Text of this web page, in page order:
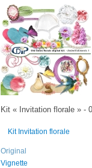
Kit « Invitation florale » -
Kit Invitation florale
Original
Vignette